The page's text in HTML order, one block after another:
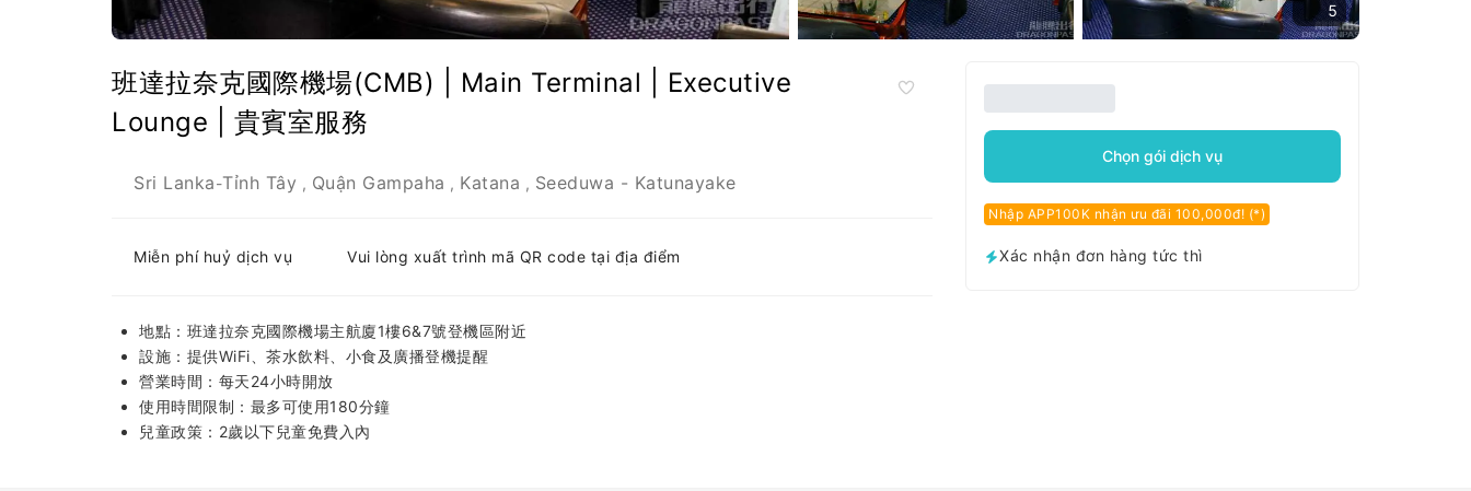
5
班達拉奈克國際機場(CMB) | Main Terminal | Executive
Lounge | 貴賓室服務
Sri Lanka-Tỉnh Tây , Quận Gampaha , Katana , Seeduwa - Katunayake
Miễn phí huỷ dịch vụ Vui lòng xuất trình mã QR code tại địa điểm
地點：班達拉奈克國際機場主航廈1樓6&7號登機區附近
設施：提供WiFi、茶水飲料、小食及廣播登機提醒
營業時間：每天24小時開放
使用時間限制：最多可使用180分鐘
兒童政策：2歲以下兒童免費入內
Chọn gói dịch vụ
Nhập APP100K nhận ưu đãi 100,000đ! (*)
Xác nhận đơn hàng tức thì